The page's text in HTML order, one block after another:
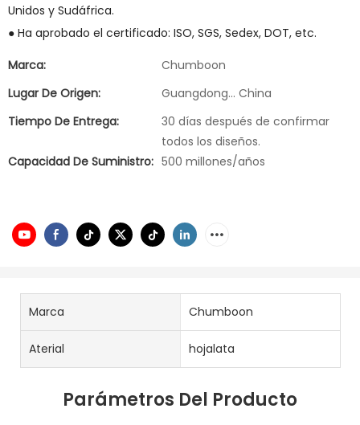
Unidos y Sudáfrica.
● Ha aprobado el certificado: ISO, SGS, Sedex, DOT, etc.
Marca:
Chumboon
Lugar De Origen:
Guangdong... China
Tiempo De Entrega:
30 días después de confirmar
todos los diseños.
Capacidad De Suministro: 500 millones/años
Marca Chumboon
Aterial hojalata
Parámetros Del Producto